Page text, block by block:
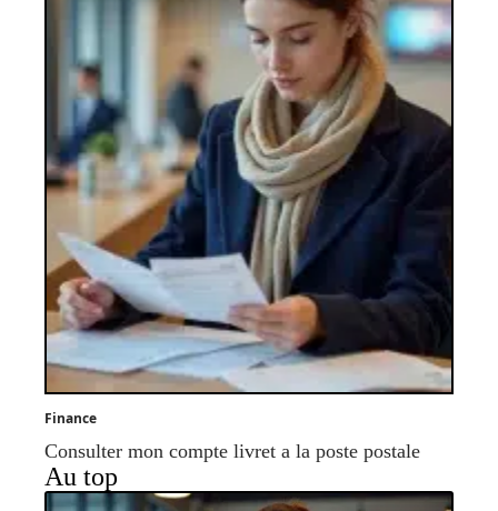
Finance
Consulter mon compte livret a la poste postale
Au top